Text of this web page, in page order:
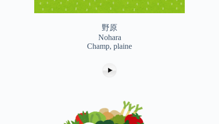
野原
Nohara
Champ, plaine